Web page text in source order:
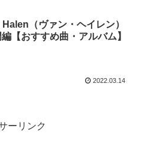
（ヴァン・ヘイレン）
編【おすすめ曲・アルバム】
2022.03.14
ーリンク